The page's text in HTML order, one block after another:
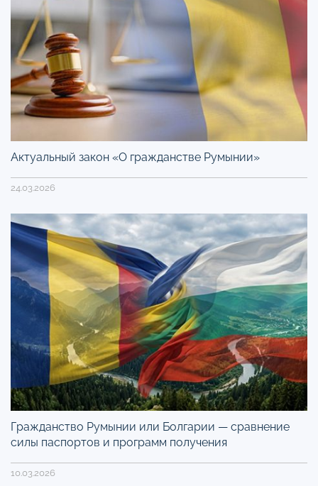
Актуальный закон «О гражданстве Румынии»
24.03.2026
Гражданство Румынии или Болгарии — сравнение
силы паспортов и программ получения
10.03.2026